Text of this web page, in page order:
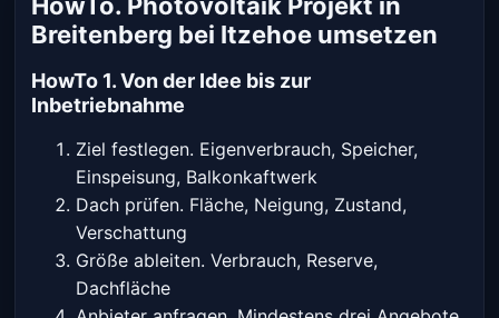
Breitenberg bei Itzehoe umsetzen
HowTo 1. Von der Idee bis zur
Inbetriebnahme
Ziel festlegen. Eigenverbrauch, Speicher,
Einspeisung, Balkonkaftwerk
Dach prüfen. Fläche, Neigung, Zustand,
Verschattung
Größe ableiten. Verbrauch, Reserve,
Dachfläche